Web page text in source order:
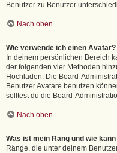
Benutzer zu Benutzer
Nach oben
Wie verwende ich einen Avatar?
In deinem persönlichen Bereich
der folgenden vier Methoden
Hochladen. Die Board-
Benutzer Avatare benutzen
solltest du die Board-
Nach oben
Was ist mein Rang und wie
Ränge, die unter deinem